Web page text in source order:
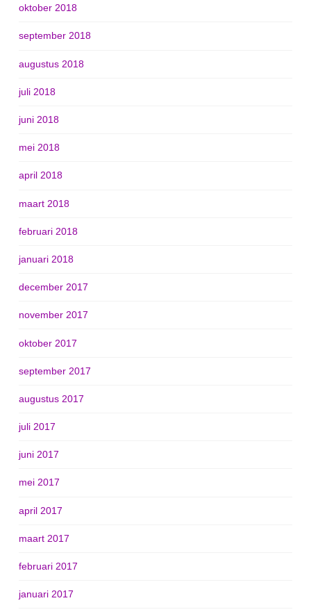
oktober 2018
september 2018
augustus 2018
juli 2018
juni 2018
mei 2018
april 2018
maart 2018
februari 2018
januari 2018
december 2017
november 2017
oktober 2017
september 2017
augustus 2017
juli 2017
juni 2017
mei 2017
april 2017
maart 2017
februari 2017
januari 2017